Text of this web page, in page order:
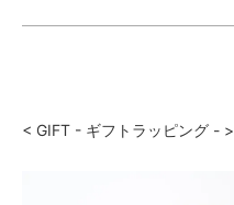
< GIFT - ギフトラッピング - >